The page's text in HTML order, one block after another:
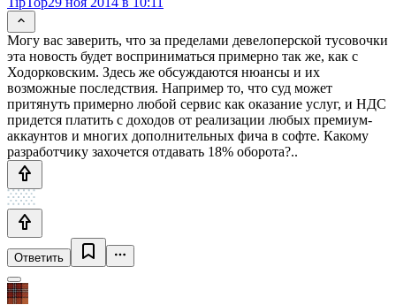
Могу вас заверить, что за пределами девелоперской тусовочки
эта новость будет восприниматься примерно так же, как с
Ходорковским. Здесь же обсуждаются нюансы и их
возможные последствия. Например то, что суд может
притянуть примерно любой сервис как оказание услуг, и НДС
придется платить с доходов от реализации любых премиум-
аккаунтов и многих дополнительных фича в софте. Какому
разработчику захочется отдавать 18% оборота?..
Ответить